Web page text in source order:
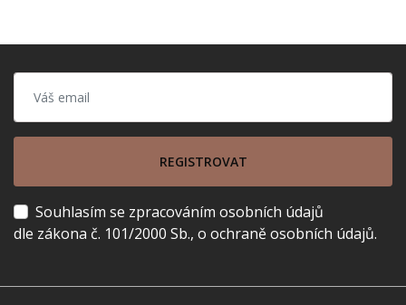
REGISTROVAT
Souhlasím se zpracováním osobních údajů
dle zákona č. 101/2000 Sb., o ochraně osobních údajů.